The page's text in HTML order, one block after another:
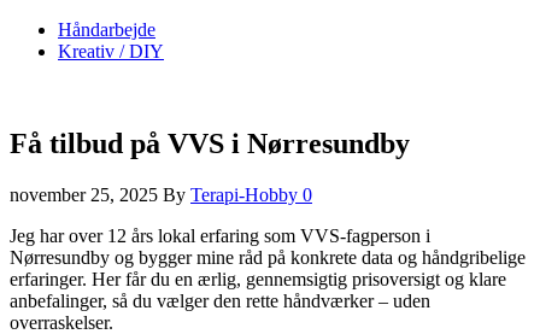
Håndarbejde
Kreativ / DIY
Få tilbud på VVS i Nørresundby
november 25, 2025 By Terapi-Hobby 0
Jeg har over 12 års lokal erfaring som VVS-fagperson i
Nørresundby og bygger mine råd på konkrete data og håndgribelige
erfaringer. Her får du en ærlig, gennemsigtig prisoversigt og klare
anbefalinger, så du vælger den rette håndværker – uden
overraskelser.